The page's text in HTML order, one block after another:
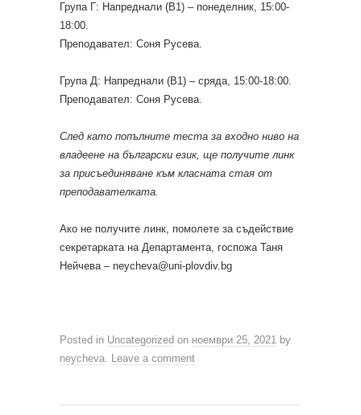
Група Г: Напреднали (В1) – понеделник, 15:00-
18:00.
Преподавател: Соня Русева.
Група Д: Напреднали (В1) – сряда, 15:00-18:00.
Преподавател: Соня Русева.
След като попълните теста за входно ниво на
владеене на български език, ще получите линк
за присъединяване към класната стая от
преподавателката.
Ако не получите линк, помолете за съдействие
секретарката на Департамента, госпожа Таня
Нейчева – neycheva@uni-plovdiv.bg
Posted in Uncategorized on ноември 25, 2021 by
neycheva. Leave a comment